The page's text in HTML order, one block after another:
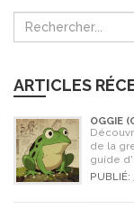
ARTICLES
OGGIE
MEME
de la
guide
PUBLIÉ: